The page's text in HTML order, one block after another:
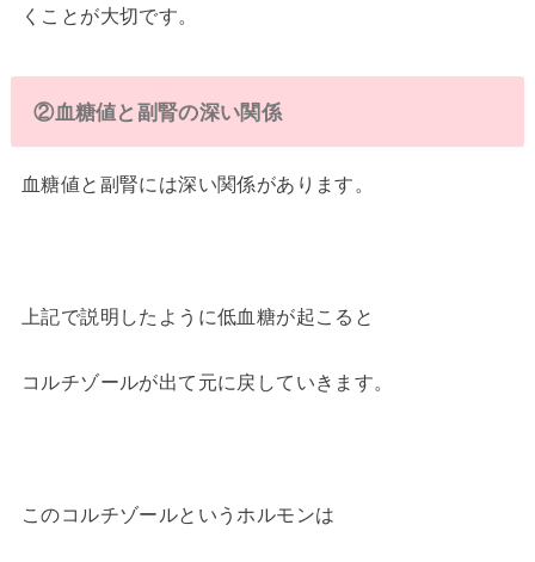
くことが大切です。
②血糖値と副腎の深い関係
血糖値と副腎には深い関係があります。
上記で説明したように低血糖が起こると
コルチゾールが出て元に戻していきます。
このコルチゾールというホルモンは